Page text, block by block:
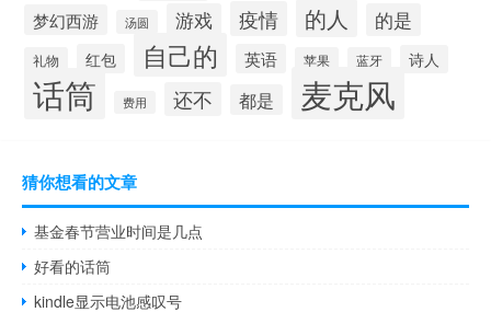
梦幻西游 汤圆 游戏 疫情 的人 的是
礼物 红包 自己的 英语 苹果 蓝牙 诗人
话筒 费用 还不 都是 麦克风
猜你想看的文章
基金春节营业时间是几点
好看的话筒
kindle显示电池感叹号